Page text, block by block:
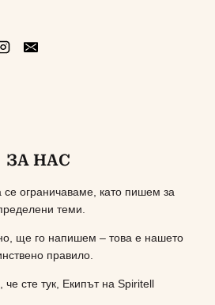
ЗА НАС
ограничаваме, като пишем за
теми.
ще го напишем – това е нашето
правило.
че сте тук, Екипът на Spiritell